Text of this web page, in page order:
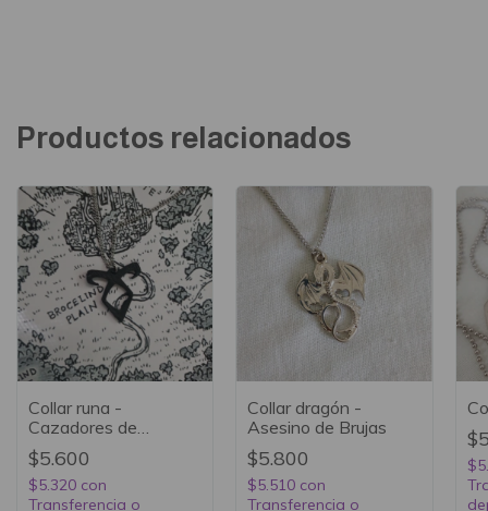
Productos relacionados
Collar runa -
Cazadores de
Sombras
$5.600
$5.320 con
Transferencia o
Collar dragón -
Asesino de Brujas
$5.800
$5.510 con
Transferencia o